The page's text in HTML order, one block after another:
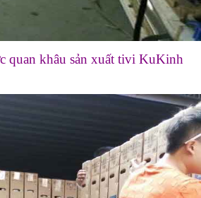
quan khâu sản xuất tivi KuKinh